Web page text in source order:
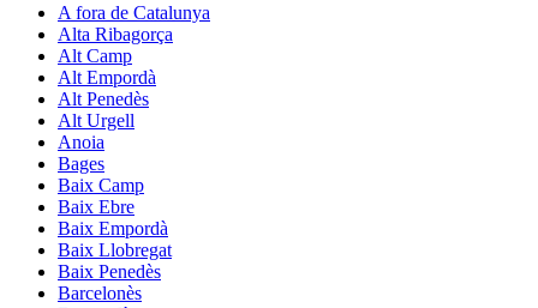
A fora de Catalunya
Alta Ribagorça
Alt Camp
Alt Empordà
Alt Penedès
Alt Urgell
Anoia
Bages
Baix Camp
Baix Ebre
Baix Empordà
Baix Llobregat
Baix Penedès
Barcelonès